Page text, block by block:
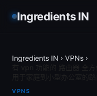
Ingredients IN
Ingredients IN › VPNs ›
VPNS